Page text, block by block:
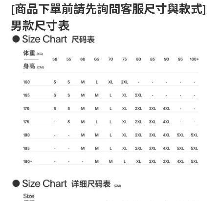
[商品下單前請先詢問客服尺寸與款式]
男款尺寸表